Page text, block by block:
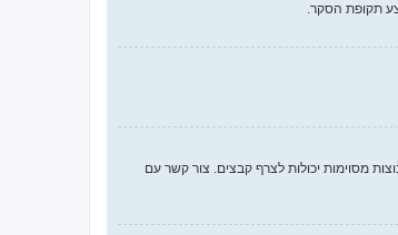
תקופת הסקר.
מסוימות יכולות לצרף קבצים. צור קשר עם